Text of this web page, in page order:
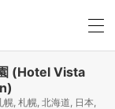
(Hotel Vista
, 札幌, 北海道, 日本,